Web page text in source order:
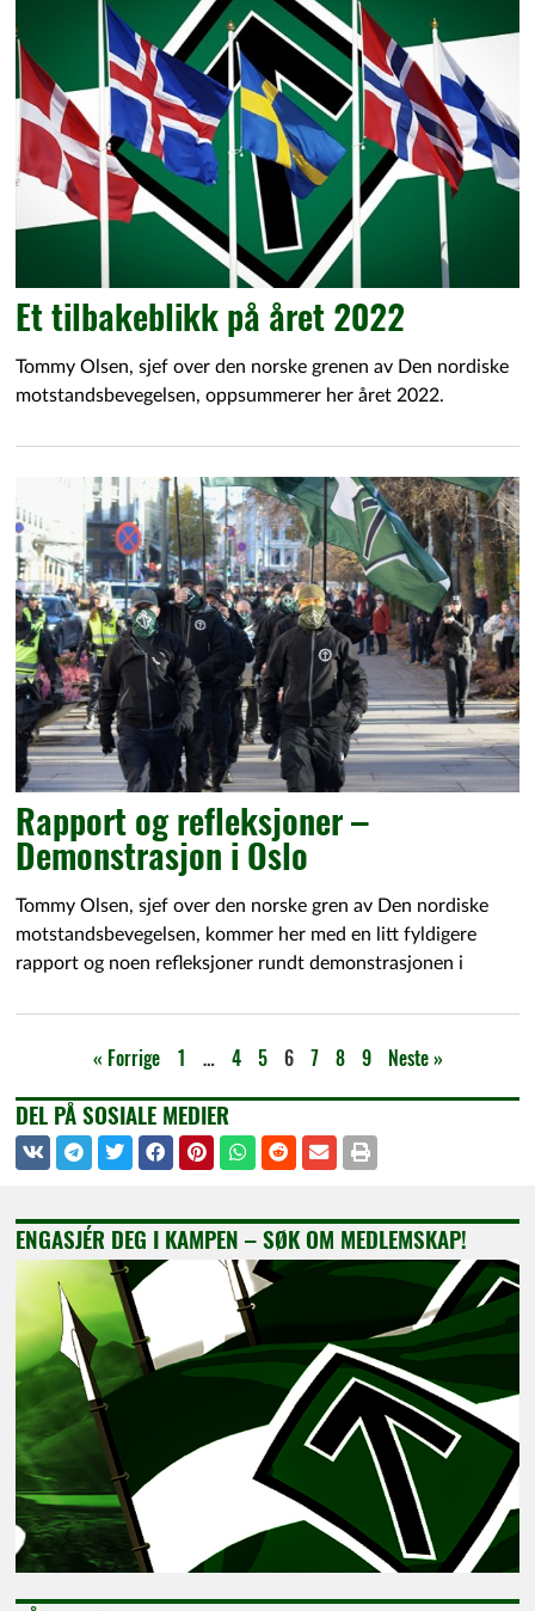
Et tilbakeblikk på året 2022
Tommy Olsen, sjef over den norske grenen av Den nordiske
motstandsbevegelsen, oppsummerer her året 2022.
Rapport og refleksjoner –
Demonstrasjon i Oslo
Tommy Olsen, sjef over den norske gren av Den nordiske
motstandsbevegelsen, kommer her med en litt fyldigere
rapport og noen refleksjoner rundt demonstrasjonen i
« Forrige 1 … 4 5 6 7 8 9 Neste »
DEL PÅ SOSIALE MEDIER
ENGASJÉR DEG I KAMPEN – SØK OM MEDLEMSKAP!